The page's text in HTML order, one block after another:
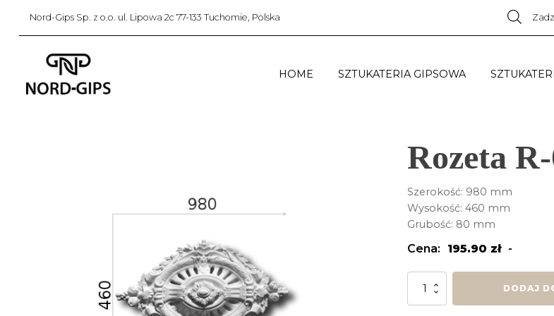
Nord-Gips Sp. z o.o. ul. Lipowa 2c 77-133 Tuchomie, Polska
HOME SZTUKATERIA GIPSOWA
Rozeta
Szerokość: 980 mm
Wysokość: 460 mm
Grubość: 80 mm
Cena: 195.90 zł -
ilość
DODAJ